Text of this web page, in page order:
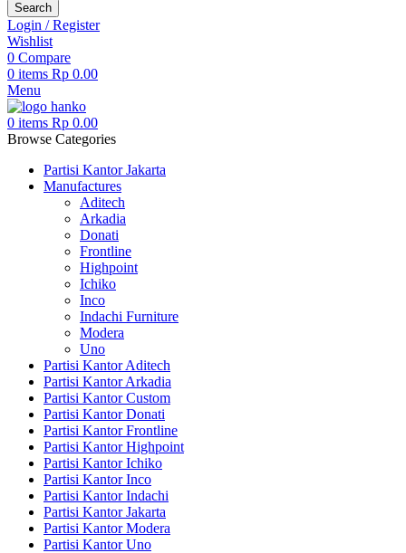
Search
Login / Register
Wishlist
0 Compare
0 items Rp 0.00
Menu
0 items Rp 0.00
Browse Categories
Partisi Kantor Jakarta
Manufactures
Aditech
Arkadia
Donati
Frontline
Highpoint
Ichiko
Inco
Indachi Furniture
Modera
Uno
Partisi Kantor Aditech
Partisi Kantor Arkadia
Partisi Kantor Custom
Partisi Kantor Donati
Partisi Kantor Frontline
Partisi Kantor Highpoint
Partisi Kantor Ichiko
Partisi Kantor Inco
Partisi Kantor Indachi
Partisi Kantor Jakarta
Partisi Kantor Modera
Partisi Kantor Uno